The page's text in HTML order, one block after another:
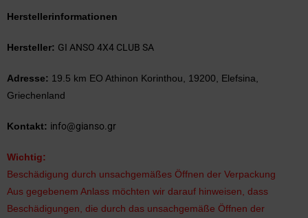
Herstellerinformationen
Hersteller: GI ANSO 4X4 CLUB SA
Adresse: 19.5 km EO Athinon Korinthou, 19200, Elefsina,
Griechenland
Kontakt: info@gianso.gr
Wichtig:
Beschädigung durch unsachgemäßes Öffnen der Verpackung
Aus gegebenem Anlass möchten wir darauf hinweisen, dass
Beschädigungen, die durch das unsachgemäße Öffnen der